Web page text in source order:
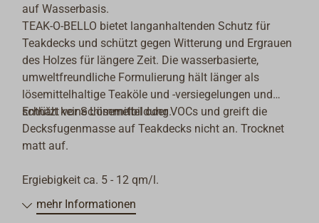
auf Wasserbasis.
TEAK-O-BELLO bietet langanhaltenden Schutz für
Teakdecks und schützt gegen Witterung und Ergrauen
des Holzes für längere Zeit. Die wasserbasierte,
umweltfreundliche Formulierung hält länger als
lösemittelhaltige Teaköle und -versiegelungen und
schützt vor Schimmelbildung.
Enthält keine Lösemittel oder VOCs und greift die
Decksfugenmasse auf Teakdecks nicht an. Trocknet
matt auf.
Ergiebigkeit ca. 5 - 12 qm/l.
mehr Informationen